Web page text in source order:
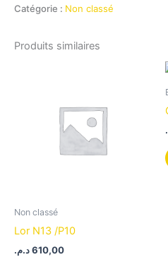
Catégorie : Non classé
Produits similaires
Non classé
Lor N13 /P10
610,00د.م.